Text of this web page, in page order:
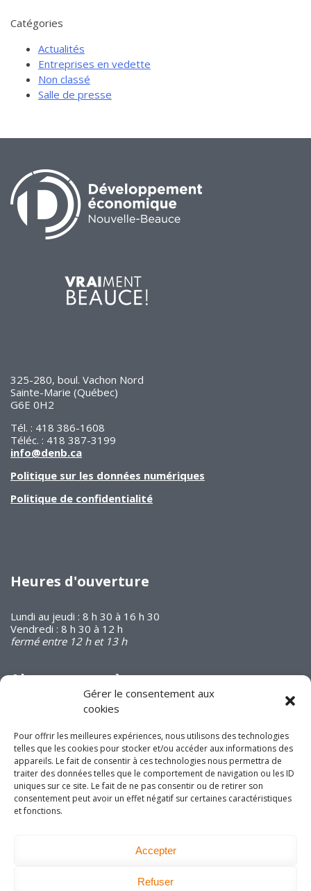
Gérer le consentement aux
cookies
Pour offrir les meilleures expériences, nous utilisons des technologies
telles que les cookies pour stocker et/ou accéder aux informations des
appareils. Le fait de consentir à ces technologies nous permettra de
traiter des données telles que le comportement de navigation ou les ID
uniques sur ce site. Le fait de ne pas consentir ou de retirer son
consentement peut avoir un effet négatif sur certaines caractéristiques
et fonctions.
Accepter
Refuser
Catégories
Actualités
Entreprises en vedette
Non classé
Salle de presse
325-280, boul. Vachon Nord
Sainte-Marie (Québec)
G6E 0H2
Tél. : 418 386-1608
Téléc. : 418 387-3199
info@denb.ca
Politique sur les données numériques
Politique de confidentialité
Heures d'ouverture
Lundi au jeudi : 8 h 30 à 16 h 30
Vendredi : 8 h 30 à 12 h
fermé entre 12 h et 13 h
Abonnez-vous à
notre infolettre
Joignez-vous à nous
sur les réseaux
sociaux!